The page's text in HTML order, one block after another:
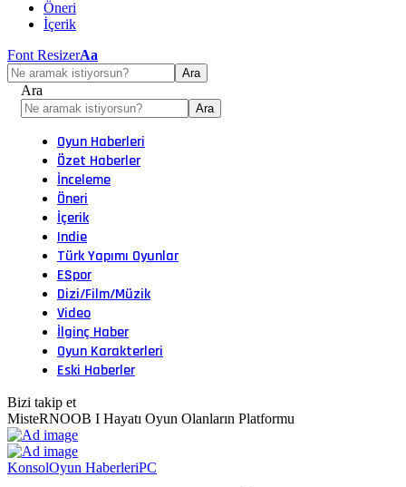
Öneri
İçerik
Font ResizerAa
Ara
Oyun Haberleri
Özet Haberler
İnceleme
Öneri
İçerik
Indie
Türk Yapımı Oyunlar
ESpor
Dizi/Film/Müzik
Video
İlginç Haber
Oyun Karakterleri
Eski Haberler
Bizi takip et
MisteRNOOB I Hayatı Oyun Olanların Platformu
KonsolOyun HaberleriPC